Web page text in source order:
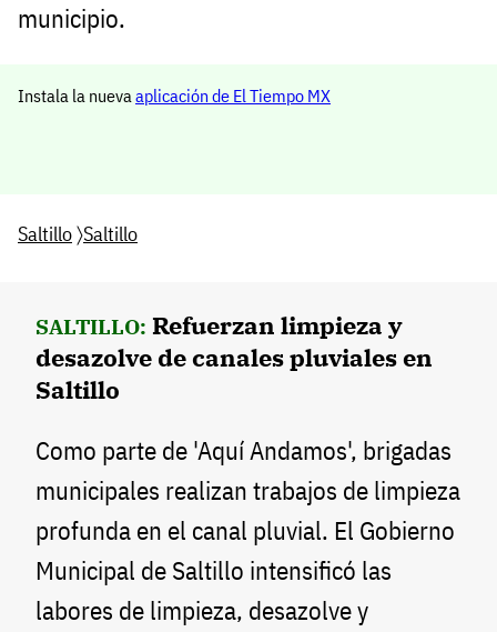
municipio.
Instala la nueva aplicación de El Tiempo MX
Saltillo〉Saltillo
SALTILLO: Refuerzan limpieza y
desazolve de canales pluviales en
Saltillo
Como parte de 'Aquí Andamos', brigadas
municipales realizan trabajos de limpieza
profunda en el canal pluvial. El Gobierno
Municipal de Saltillo intensificó las
labores de limpieza, desazolve y